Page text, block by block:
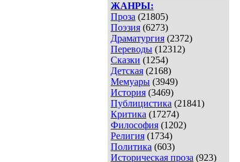
ЖАНРЫ:
Проза (21805)
Поэзия (6273)
Драматургия (2372)
Переводы (12312)
Сказки (1254)
Детская (2168)
Мемуары (3949)
История (3469)
Публицистика (21841)
Критика (17274)
Философия (1202)
Религия (1734)
Политика (603)
Историческая проза (923)